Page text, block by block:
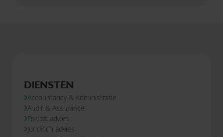
DIENSTEN
Accountancy & Administratie
Audit & Assurance
Fiscaal advies
Juridisch advies